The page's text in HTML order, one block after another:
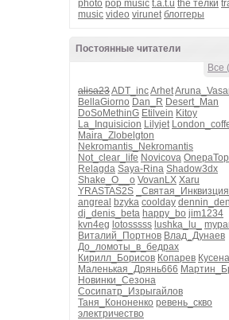
photo pop music t.a.t.u the тёлки
music video virunet блоггеры
Постоянные читатели
Все
alisa23ADT_incArhet
BellaGiorno Dan_R Desert_Man
DoSoMethinG Etilvein Kitoy
La_Inquisicion Lilyjet
Maira_Zlobelgton
Nekromantis_Nekromantis
Not_clear_life Novicova OnepaTop
Relagda Saya-Rina Shadow3dx
Shake_O__o VovanLX Xaru
YRASTAS2S
_Святая_Инквизция_
angreal bzyka coolday dennin_den
dj_denis_beta happy_bo jim1234
kvn4eg lotosssss lushka_lu_
Виталий_Портнов Влад_Дунаев
До_ломоты_в_бедрах
Кирилл_Борисов Копарев Кусена
Маленькая_Дрянь666
Новинки_Сезона
Сосипатр_Изрыгайлов
Таня_Кононенко ревень_скво
электричество